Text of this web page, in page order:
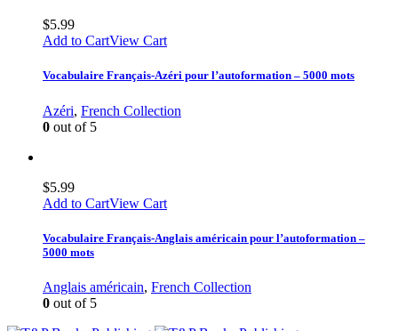
$5.99
Add to CartView Cart
Vocabulaire Français-Azéri pour l’autoformation – 5000 mots
Azéri, French Collection
0 out of 5
$5.99
Add to CartView Cart
Vocabulaire Français-Anglais américain pour l’autoformation –
5000 mots
Anglais américain, French Collection
0 out of 5